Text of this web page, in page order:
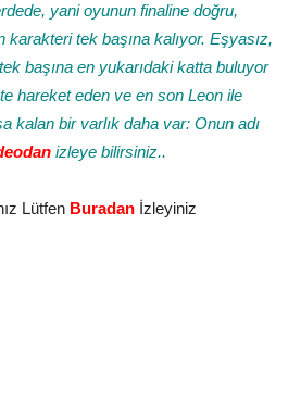
yani oyunun finaline doğru,
karakteri tek başına kalıyor. Eşyasız,
başına en yukarıdaki katta buluyor
hareket eden ve en son Leon ile
kalan bir varlık daha var: Onun adı
izleye bilirsiniz..
Lütfen Buradan İzleyiniz